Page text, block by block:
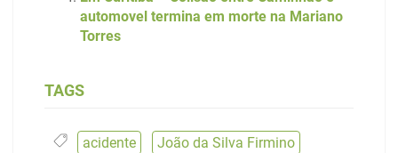
automovel termina em morte na Mariano
Torres
TAGS
acidente João da Silva Firmino